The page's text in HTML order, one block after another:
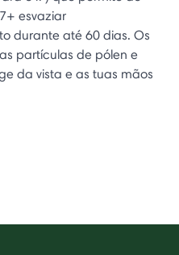
esvaziar
durante até 60 dias. Os
partículas de pólen e
da vista e as tuas mãos